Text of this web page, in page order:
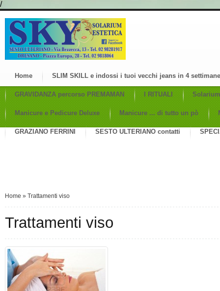
/
Home SLIM SKILL e indossi i tuoi vecchi jeans in 4 settimane
GRAVIDANZA percorso PREMAMAN I RITUALI Solarium
Manicure e Pedicure Deluxe Manicure ... di tutto un pò
GRAZIANO FERRINI SESTO ULTERIANO contatti
Home » Trattamenti viso
Trattamenti viso